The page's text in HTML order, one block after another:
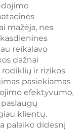
mažėja, nes
reikalavo
dažnai
ir rizikos
pasiekiamas
efektyvumo,
klientų.
palaiko didesnį